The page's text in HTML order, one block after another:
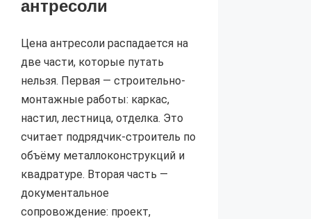
антресоли
Цена антресоли распадается на
две части, которые путать
нельзя. Первая — строительно-
монтажные работы: каркас,
настил, лестница, отделка. Это
считает подрядчик-строитель по
объёму металлоконструкций и
квадратуре. Вторая часть —
документальное
сопровождение: проект,